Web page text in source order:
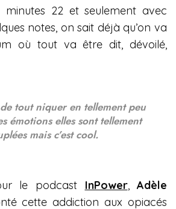
minutes 22 et seulement avec
notes, on sait déjà qu’on va
où tout va être dit, dévoilé,
de tout niquer en tellement peu
émotions elles sont tellement
mais c’est cool.
le podcast InPower, Adèle
cette addiction aux opiacés